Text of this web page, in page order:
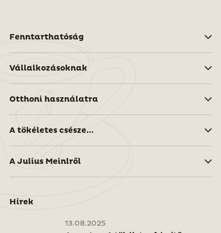
Fenntarthatóság
Vállalkozásoknak
Otthoni használatra
A tökéletes csésze...
A Julius Meinlről
Hírek
13.08.2025